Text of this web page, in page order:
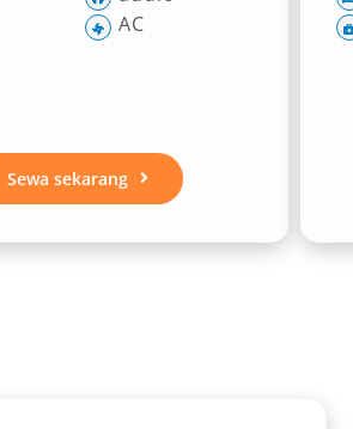
AC
Sewa sekarang